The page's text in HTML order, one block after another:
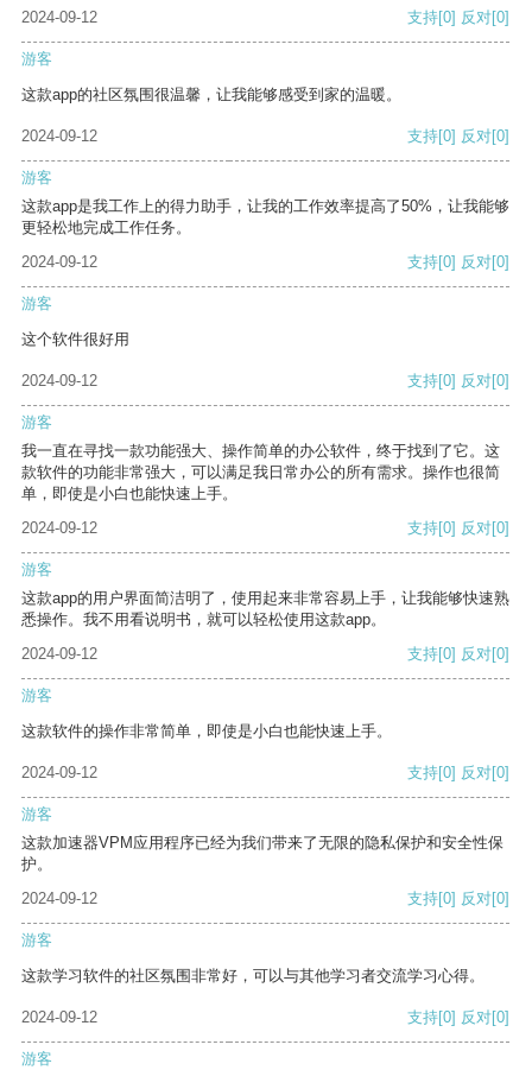
2024-09-12 支持[0] 反对[0]
游客
这款app的社区氛围很温馨，让我能够感受到家的温暖。
2024-09-12 支持[0] 反对[0]
游客
这款app是我工作上的得力助手，让我的工作效率提高了50%，让我能够
更轻松地完成工作任务。
2024-09-12
支持[0] 反对[0]
游客
这个软件很好用
2024-09-12 支持[0] 反对[0]
游客
我一直在寻找一款功能强大、操作简单的办公软件，终于找到了它。这
款软件的功能非常强大，可以满足我日常办公的所有需求。操作也很简
单，即使是小白也能快速上手。
2024-09-12
支持[0] 反对[0]
游客
这款app的用户界面简洁明了，使用起来非常容易上手，让我能够快速熟
悉操作。我不用看说明书，就可以轻松使用这款app。
2024-09-12
支持[0] 反对[0]
游客
这款软件的操作非常简单，即使是小白也能快速上手。
2024-09-12 支持[0] 反对[0]
游客
这款加速器VPM应用程序已经为我们带来了无限的隐私保护和安全性保
护。
2024-09-12
支持[0] 反对[0]
游客
这款学习软件的社区氛围非常好，可以与其他学习者交流学习心得。
2024-09-12 支持[0] 反对[0]
游客